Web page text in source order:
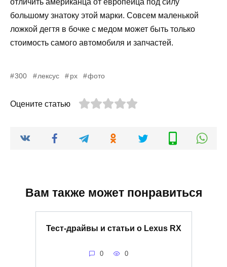
отличить американца от европейца под силу
большому знатоку этой марки. Совсем маленькой
ложкой дегтя в бочке с медом может быть только
стоимость самого автомобиля и запчастей.
300 лексус рх фото
Оцените статью
Вам также может понравиться
Тест-драйвы и статьи о Lexus RX
0 0